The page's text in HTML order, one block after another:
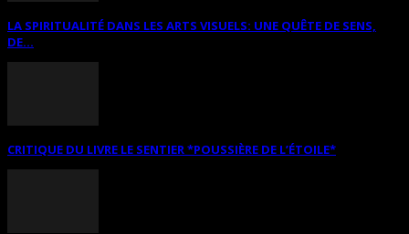
LA SPIRITUALITÉ DANS LES ARTS VISUELS: UNE QUÊTE DE SENS,
DE...
CRITIQUE DU LIVRE LE SENTIER *POUSSIÈRE DE L’ÉTOILE*